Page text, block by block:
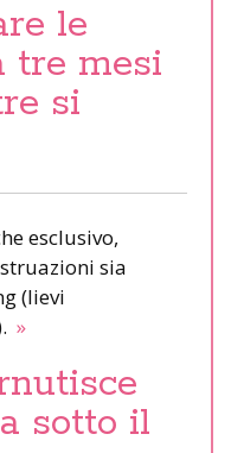
le
tre mesi
si
esclusivo,
sia
(lievi
»
sotto il